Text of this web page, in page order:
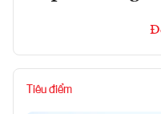
Tiêu điểm